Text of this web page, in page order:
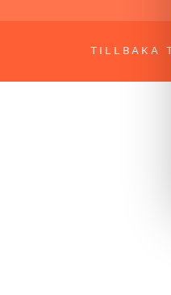
TILLBAKA